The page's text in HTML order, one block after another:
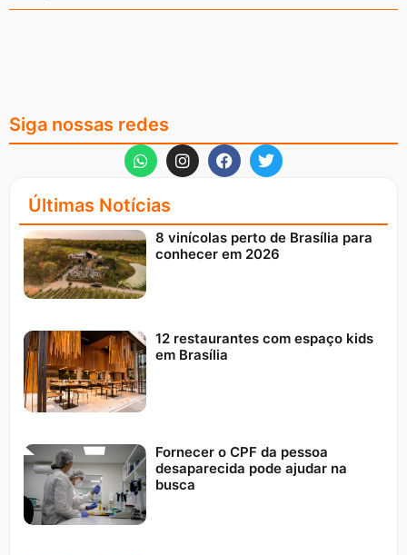
Siga nossas redes
Últimas Notícias
8 vinícolas perto de Brasília para
conhecer em 2026
12 restaurantes com espaço kids
em Brasília
Fornecer o CPF da pessoa
desaparecida pode ajudar na
busca